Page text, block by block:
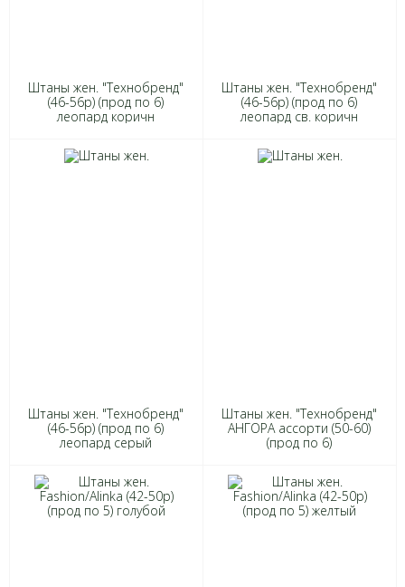
Штаны жен. "Технобренд"
(46-56р) (прод по 6)
леопард коричн
Штаны жен. "Технобренд"
(46-56р) (прод по 6)
леопард св. коричн
Штаны жен. "Технобренд"
(46-56р) (прод по 6)
леопард серый
Штаны жен. "Технобренд"
АНГОРА ассорти (50-60)
(прод по 6)